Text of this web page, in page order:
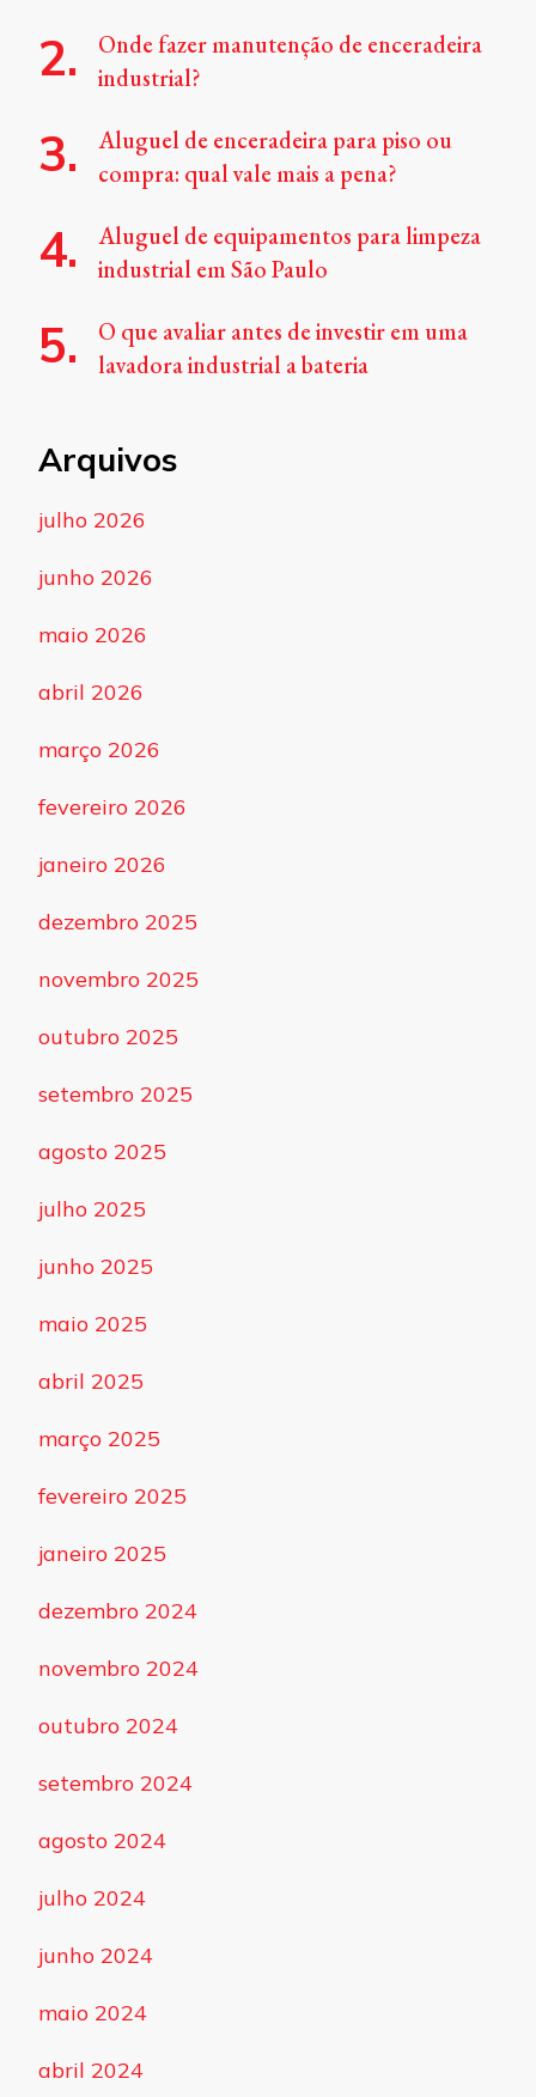
Onde fazer manutenção de enceradeira
industrial?
Aluguel de enceradeira para piso ou
compra: qual vale mais a pena?
Aluguel de equipamentos para limpeza
industrial em São Paulo
O que avaliar antes de investir em uma
lavadora industrial a bateria
Arquivos
julho 2026
junho 2026
maio 2026
abril 2026
março 2026
fevereiro 2026
janeiro 2026
dezembro 2025
novembro 2025
outubro 2025
setembro 2025
agosto 2025
julho 2025
junho 2025
maio 2025
abril 2025
março 2025
fevereiro 2025
janeiro 2025
dezembro 2024
novembro 2024
outubro 2024
setembro 2024
agosto 2024
julho 2024
junho 2024
maio 2024
abril 2024